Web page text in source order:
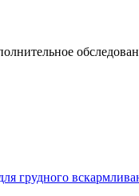
грудного